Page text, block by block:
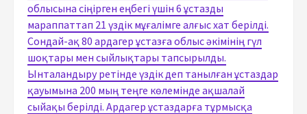
облысына сіңірген еңбегі үшін 6 ұстазды
мараппаттап 21 үздік мұғалімге алғыс хат берілді.
Сондай-ақ 80 ардагер ұстазға облыс әкімінің гүл
шоқтары мен сыйлықтары тапсырылды.
Ынталандыру ретінде үздік деп танылған ұстаздар
қауымына 200 мың теңге көлемінде ақшалай
сыйақы берілді. Ардагер ұстаздарға тұрмысқа